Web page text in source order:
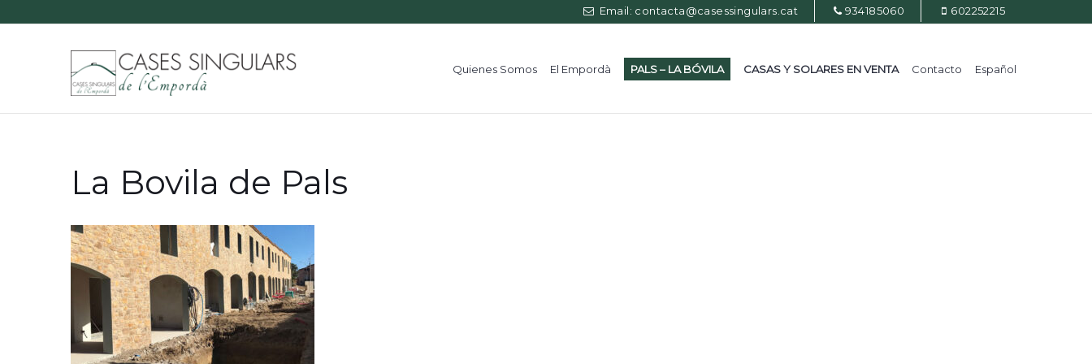
Email: contacta@casessingulars.cat 934185060 602252215
Quienes Somos El Empordà PALS – LA BÓVILA CASAS Y SOLARES EN VENTA Contacto Español
La Bovila de Pals